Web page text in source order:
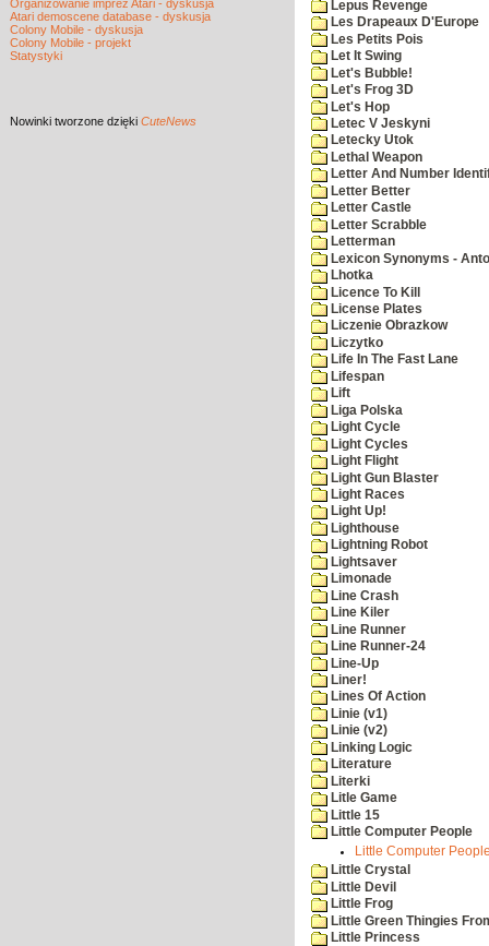
Organizowanie imprez Atari - dyskusja
Atari demoscene database - dyskusja
Colony Mobile - dyskusja
Colony Mobile - projekt
Statystyki
Nowinki tworzone dzięki CuteNews
Lepus Revenge
Les Drapeaux D'Europe
Les Petits Pois
Let It Swing
Let's Bubble!
Let's Frog 3D
Let's Hop
Letec V Jeskyni
Letecky Utok
Lethal Weapon
Letter And Number
Letter Better
Letter Castle
Letter Scrabble
Letterman
Lexicon Synonyms -
Lhotka
Licence To Kill
License Plates
Liczenie Obrazkow
Liczytko
Life In The Fast Lane
Lifespan
Lift
Liga Polska
Light Cycle
Light Cycles
Light Flight
Light Gun Blaster
Light Races
Light Up!
Lighthouse
Lightning Robot
Lightsaver
Limonade
Line Crash
Line Kiler
Line Runner
Line Runner-24
Line-Up
Liner!
Lines Of Action
Linie (v1)
Linie (v2)
Linking Logic
Literature
Literki
Litle Game
Little 15
Little Computer People
Little Computer
Little Crystal
Little Devil
Little Frog
Little Green Thingies
Little Princess